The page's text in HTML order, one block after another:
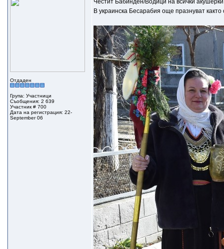
Отдаден
Група: Участници
Съобщения: 2 639
Участник # 700
Дата на регистрация: 22-
September 06
Честит Бабинден/Водици на всички
В украинска Бесарабия още празнуват както